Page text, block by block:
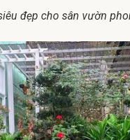
đẹp cho sân vườn